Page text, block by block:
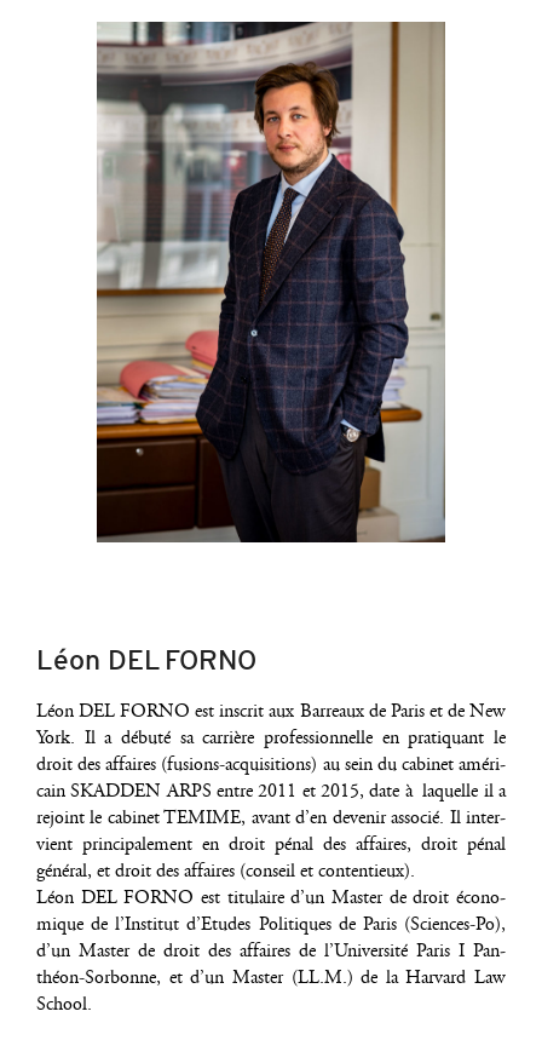
Léon DEL FORNO
Léon DEL FORNO est ins­crit aux Bar­reaux de Paris et de New
York. Il a débu­té sa car­rière pro­fes­sion­nelle en pra­ti­quant le
droit des affaires (fusions-acqui­si­tions) au sein du cabi­net amé­ri­
cain SKADDEN ARPS entre 2011 et 2015, date à laquelle il a
rejoint le cabi­net TEMIME, avant d’en deve­nir asso­cié. Il inter­
vient prin­ci­pa­le­ment en droit pénal des affaires, droit pénal
géné­ral, et droit des affaires (conseil et contentieux).
Léon DEL FORNO est titu­laire d’un Mas­ter de droit éco­no­
mique de l’Ins­ti­tut d’E­tudes Poli­tiques de Paris (Sciences-Po),
d’un Mas­ter de droit des affaires de l’U­ni­ver­si­té Paris I Pan­
théon-Sor­bonne, et d’un Mas­ter (LL.M.) de la Har­vard Law
School.